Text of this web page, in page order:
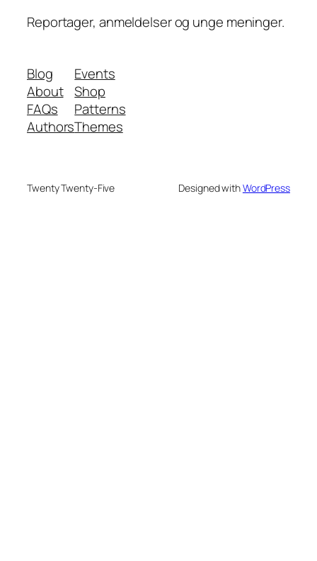
Reportager, anmeldelser og unge meninger.
Blog
About
FAQs
Authors
Events
Shop
Patterns
Themes
Twenty Twenty-Five Designed withWordPress